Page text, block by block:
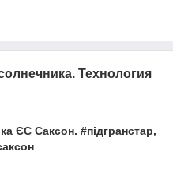
Технология
ЄС Саксон. #підгранстар,